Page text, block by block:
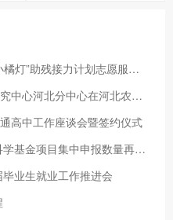
唐山师范学院公益项目获评“小橘灯”助残接力计划志愿服务优秀项目
国家兽用生物制品工程技术研究中心河北分中心在河北农业大学成立
高中工作座谈会暨签约仪式
燕山大学2025年度国家自然科学基金项目集中申报数量再创新高
业生就业工作推进会